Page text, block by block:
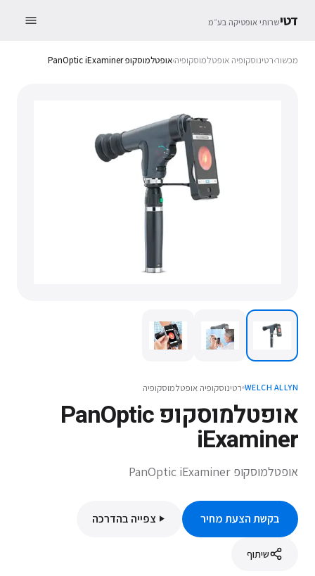
דטישרותי אופטיקה בע״מ
מכשור›רטינוסקופיה אופטלמוסקופיה›אופטלמוסקופ PanOptic iExaminer
WELCH ALLYN רטינוסקופיה אופטלמוסקופיה
אופטלמוסקופ PanOptic
iExaminer
אופטלמוסקופ PanOptic iExaminer
בקשת הצעת מחיר צפייה בהדרכה
שיתוף